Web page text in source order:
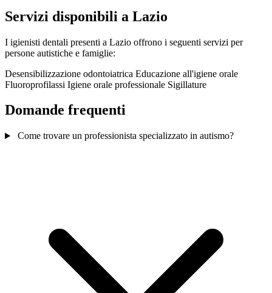
Servizi disponibili a Lazio
I igienisti dentali presenti a Lazio offrono i seguenti servizi per
persone autistiche e famiglie:
Desensibilizzazione odontoiatrica Educazione all'igiene orale
Fluoroprofilassi Igiene orale professionale Sigillature
Domande frequenti
Come trovare un professionista specializzato in autismo?